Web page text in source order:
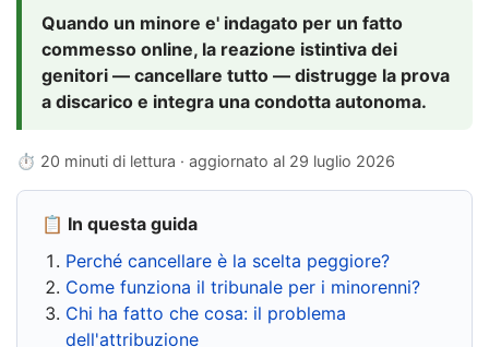
Quando un minore e' indagato per un fatto
commesso online, la reazione istintiva dei
genitori — cancellare tutto — distrugge la prova
a discarico e integra una condotta autonoma.
⏱ 20 minuti di lettura · aggiornato al 29 luglio 2026
📋 In questa guida
Perché cancellare è la scelta peggiore?
Come funziona il tribunale per i minorenni?
Chi ha fatto che cosa: il problema
dell'attribuzione